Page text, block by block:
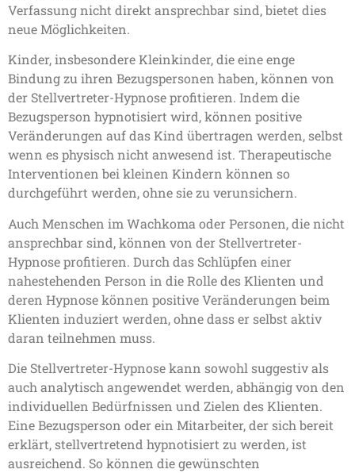
Verfassung nicht direkt ansprechbar sind, bietet dies
neue Möglichkeiten.
Kinder, insbesondere Kleinkinder, die eine enge
Bindung zu ihren Bezugspersonen haben, können von
der Stellvertreter-Hypnose profitieren. Indem die
Bezugsperson hypnotisiert wird, können positive
Veränderungen auf das Kind übertragen werden, selbst
wenn es physisch nicht anwesend ist. Therapeutische
Interventionen bei kleinen Kindern können so
durchgeführt werden, ohne sie zu verunsichern.
Auch Menschen im Wachkoma oder Personen, die nicht
ansprechbar sind, können von der Stellvertreter-
Hypnose profitieren. Durch das Schlüpfen einer
nahestehenden Person in die Rolle des Klienten und
deren Hypnose können positive Veränderungen beim
Klienten induziert werden, ohne dass er selbst aktiv
daran teilnehmen muss.
Die Stellvertreter-Hypnose kann sowohl suggestiv als
auch analytisch angewendet werden, abhängig von den
individuellen Bedürfnissen und Zielen des Klienten.
Eine Bezugsperson oder ein Mitarbeiter, der sich bereit
erklärt, stellvertretend hypnotisiert zu werden, ist
ausreichend. So können die gewünschten